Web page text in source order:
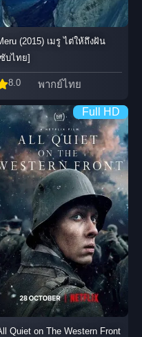
(2015) เมรู ไต่ให้ถึงฝัน
บไทย]
8.0 พากย์ไทย
Full HD
Quiet on The Western Front